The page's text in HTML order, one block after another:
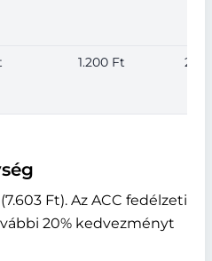
1.200 Ft
Ft). Az ACC fedélzeti
20% kedvezményt